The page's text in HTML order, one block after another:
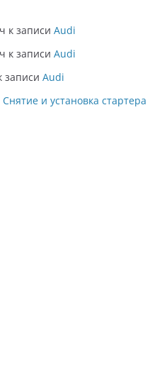
к записи Audi
к записи Audi
записи Audi
Снятие и установка стартера